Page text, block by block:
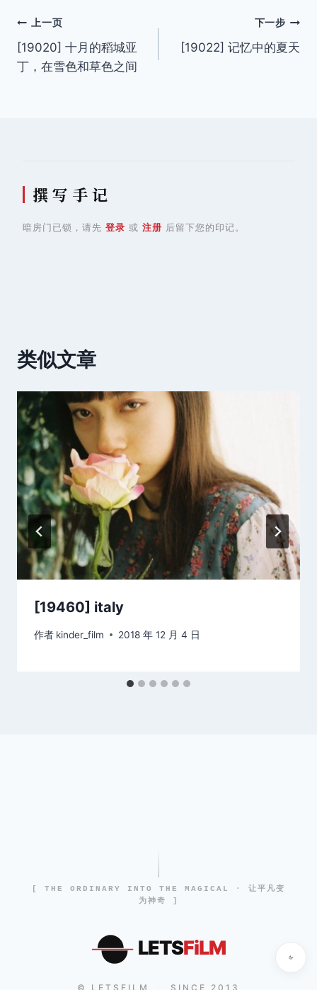
文
章
上一页
[19020] 十月的稻城亚
丁，在雪色和草色之间
下一步
[19022] 记忆中的夏天
撰 写 手 记
暗房门已锁，请先 登录 或 注册 后留下您的印记。
类似文章
[19460] italy
作者 kinder_film 2018 年 12 月 4 日
[ THE ORDINARY INTO THE MAGICAL · 让平凡变
为神奇 ]
LETSFiLM
© LETSFILM SINCE 2013